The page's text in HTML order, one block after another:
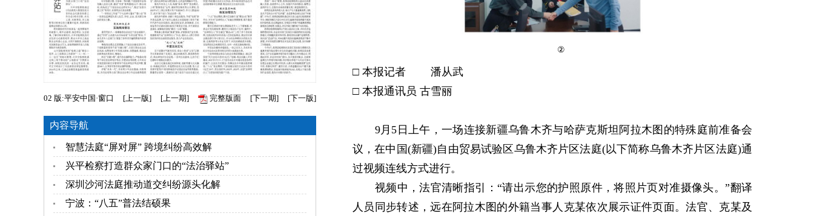
02 版:平安中国·窗口 [上一版] [上一期] 完整版面 [下一期] [下一版]
内容导航
智慧法庭“屏对屏” 跨境纠纷高效解
兴平检察打造群众家门口的“法治驿站”
深圳沙河法庭推动道交纠纷源头化解
宁波：“八五”普法结硕果
②
□ 本报记者 潘从武
□ 本报通讯员 古雪丽
9月5日上午，一场连接新疆乌鲁木齐与哈萨克斯坦阿拉木图的特殊庭前准备会
议，在中国(新疆)自由贸易试验区乌鲁木齐片区法庭(以下简称乌鲁木齐片区法庭)通
过视频连线方式进行。
视频中，法官清晰指引：“请出示您的护照原件，将照片页对准摄像头。”翻译
人员同步转述，远在阿拉木图的外籍当事人克某依次展示证件页面。法官、克某及